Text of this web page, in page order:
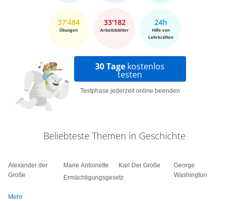
37'484
Übungen
33'182
Arbeitsblätter
24h
Hilfe von
Lehrkräften
30 Tage kostenlos
testen
Testphase jederzeit online beenden
Beliebteste Themen in Geschichte
Alexander der
Große
Marie Antoinette
Ermächtigungsgesetz
Karl Der Große
George
Washington
Mehr